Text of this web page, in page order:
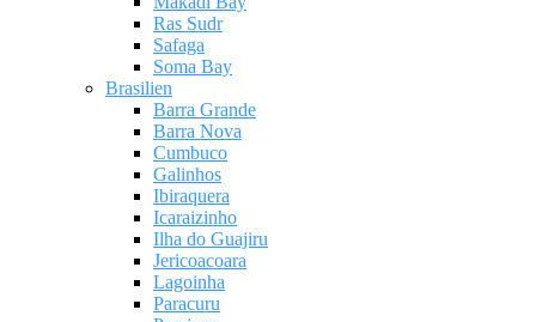
Ras Sudr
Safaga
Soma Bay
Brasilien
Barra Grande
Barra Nova
Cumbuco
Galinhos
Ibiraquera
Icaraizinho
Ilha do Guajiru
Jericoacoara
Lagoinha
Paracuru